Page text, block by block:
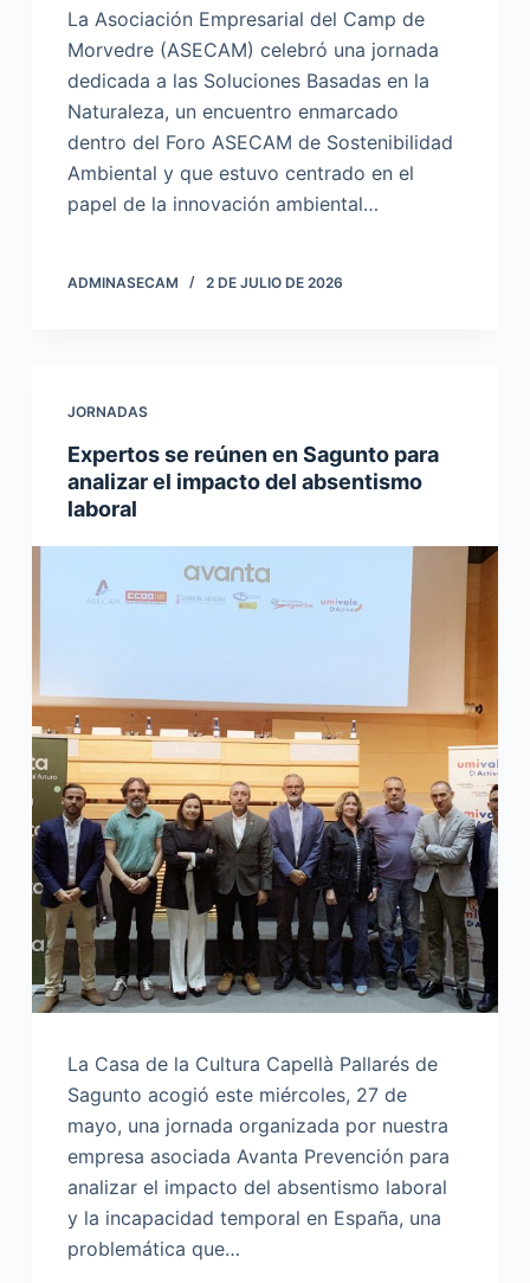
La Asociación Empresarial del Camp de
Morvedre (ASECAM) celebró una jornada
dedicada a las Soluciones Basadas en la
Naturaleza, un encuentro enmarcado
dentro del Foro ASECAM de Sostenibilidad
Ambiental y que estuvo centrado en el
papel de la innovación ambiental…
ADMINASECAM 2 DE JULIO DE 2026
JORNADAS
Expertos se reúnen en Sagunto para
analizar el impacto del absentismo
laboral
La Casa de la Cultura Capellà Pallarés de
Sagunto acogió este miércoles, 27 de
mayo, una jornada organizada por nuestra
empresa asociada Avanta Prevención para
analizar el impacto del absentismo laboral
y la incapacidad temporal en España, una
problemática que…